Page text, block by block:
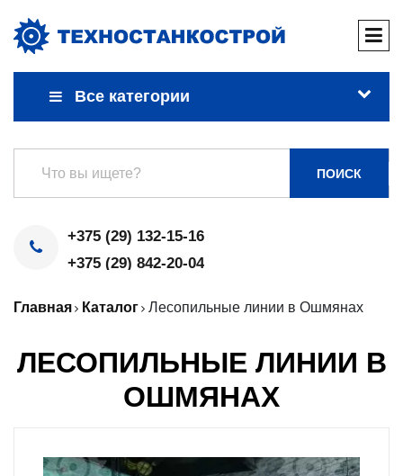
Все категории
ПОИСК
+375 (29) 132-15-16
+375 (29) 842-20-04
Главная Каталог Лесопильные линии в Ошмянах
ЛЕСОПИЛЬНЫЕ ЛИНИИ В
ОШМЯНАХ